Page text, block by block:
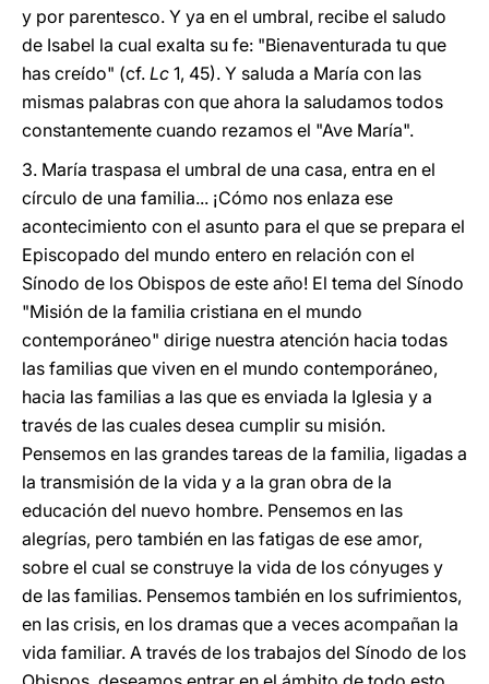
y por parentesco. Y ya en el umbral, recibe el saludo
de Isabel la cual exalta su fe: "Bienaventurada tu que
has creído" (cf. Lc 1, 45). Y saluda a María con las
mismas palabras con que ahora la saludamos todos
constantemente cuando rezamos el "Ave María".
3. María traspasa el umbral de una casa, entra en el
círculo de una familia... ¡Cómo nos enlaza ese
acontecimiento con el asunto para el que se prepara el
Episcopado del mundo entero en relación con el
Sínodo de los Obispos de este año! El tema del Sínodo
"Misión de la familia cristiana en el mundo
contemporáneo" dirige nuestra atención hacia todas
las familias que viven en el mundo contemporáneo,
hacia las familias a las que es enviada la Iglesia y a
través de las cuales desea cumplir su misión.
Pensemos en las grandes tareas de la familia, ligadas a
la transmisión de la vida y a la gran obra de la
educación del nuevo hombre. Pensemos en las
alegrías, pero también en las fatigas de ese amor,
sobre el cual se construye la vida de los cónyuges y
de las familias. Pensemos también en los sufrimientos,
en las crisis, en los dramas que a veces acompañan la
vida familiar. A través de los trabajos del Sínodo de los